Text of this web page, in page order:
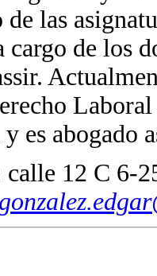
las
cargo de los
es abogado
calle 12 C 6-